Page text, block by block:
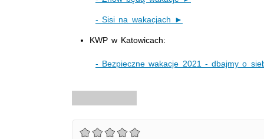
- Sisi na wakacjach ►
KWP w Katowicach:
- Bezpieczne wakacje 2021 - dbajmy o